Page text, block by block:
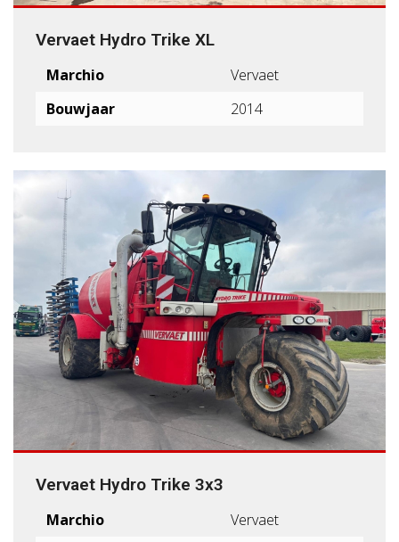
Vervaet Hydro Trike XL
Marchio
Vervaet
Bouwjaar
2014
Vervaet Hydro Trike 3x3
Marchio
Vervaet